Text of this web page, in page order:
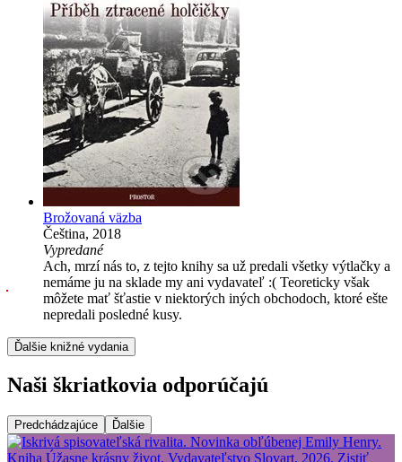
Brožovaná väzba
Čeština, 2018
Vypredané
Ach, mrzí nás to, z tejto knihy sa už predali všetky výtlačky a
nemáme ju na sklade my ani vydavateľ :( Teoreticky však
môžete mať šťastie v niektorých iných obchodoch, ktoré ešte
nepredali posledné kusy.
Ďalšie knižné vydania
Naši škriatkovia odporúčajú
Predchádzajúce Ďalšie